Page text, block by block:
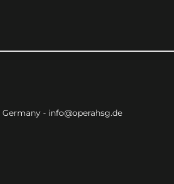
Germany - info@operahsg.de